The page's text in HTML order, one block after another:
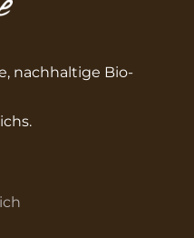
nachhaltige Bio-